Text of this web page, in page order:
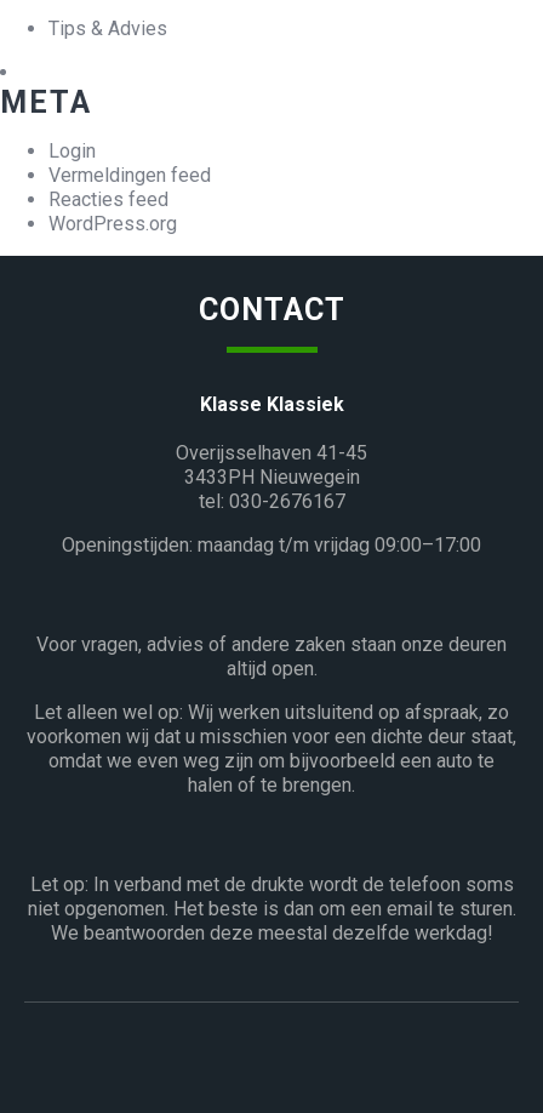
Tips & Advies
META
Login
Vermeldingen feed
Reacties feed
WordPress.org
CONTACT
Klasse Klassiek
Overijsselhaven 41-45
3433PH Nieuwegein
tel: 030-2676167
Openingstijden: maandag t/m vrijdag 09:00–17:00
Voor vragen, advies of andere zaken staan onze deuren
altijd open.
Let alleen wel op: Wij werken uitsluitend op afspraak, zo
voorkomen wij dat u misschien voor een dichte deur staat,
omdat we even weg zijn om bijvoorbeeld een auto te
halen of te brengen.
Let op: In verband met de drukte wordt de telefoon soms
niet opgenomen. Het beste is dan om een email te sturen.
We beantwoorden deze meestal dezelfde werkdag!